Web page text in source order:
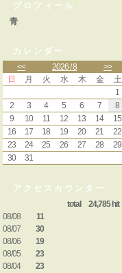
プロフィール
青
カレンダー
<<
2026 / 8
>>
日
月 火 水 木 金
土
1
2
3 4 5 6 7
8
9
10 11 12 13 14
15
16
17 18 19 20 21
22
23
24 25 26 27 28
29
30
31
アクセスカウンター
total 24,785 hit
08/08
11
08/07
30
08/06
19
08/05
23
08/04
23